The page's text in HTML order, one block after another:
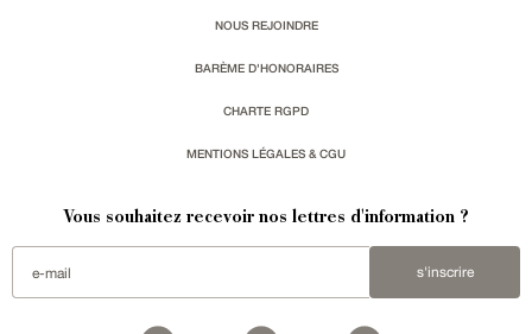
NOUS REJOINDRE
BARÈME D'HONORAIRES
CHARTE RGPD
MENTIONS LÉGALES & CGU
Vous souhaitez recevoir nos lettres d'information ?
s'inscrire